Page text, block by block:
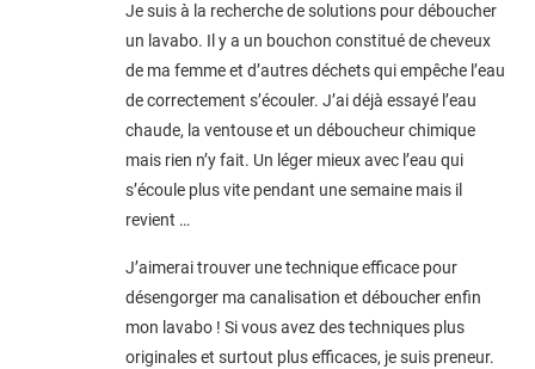
Je suis à la recherche de solutions pour déboucher
un lavabo. Il y a un bouchon constitué de cheveux
de ma femme et d’autres déchets qui empêche l’eau
de correctement s’écouler. J’ai déjà essayé l’eau
chaude, la ventouse et un déboucheur chimique
mais rien n’y fait. Un léger mieux avec l’eau qui
s’écoule plus vite pendant une semaine mais il
revient …
J’aimerai trouver une technique efficace pour
désengorger ma canalisation et déboucher enfin
mon lavabo ! Si vous avez des techniques plus
originales et surtout plus efficaces, je suis preneur.